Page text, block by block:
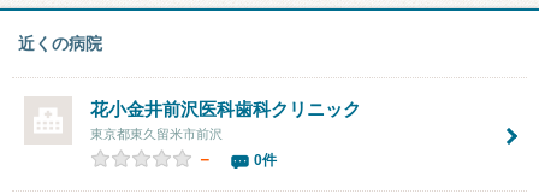
近くの病院
花小金井前沢医科歯科クリニック
東京都東久留米市前沢
－ 0件